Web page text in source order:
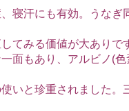
寝汗にも有効。うなぎ
てみる価値が大ありで
面もあり、アルビノ(
いと珍重されました。